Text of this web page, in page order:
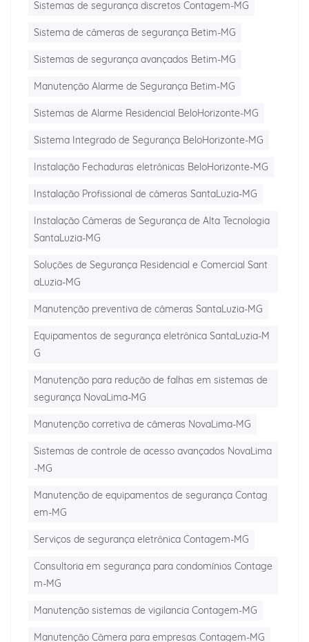
Sistemas de segurança discretos Contagem-MG
Sistema de câmeras de segurança Betim-MG
Sistemas de segurança avançados Betim-MG
Manutenção Alarme de Segurança Betim-MG
Sistemas de Alarme Residencial BeloHorizonte-MG
Sistema Integrado de Segurança BeloHorizonte-MG
Instalação Fechaduras eletrônicas BeloHorizonte-MG
Instalação Profissional de câmeras SantaLuzia-MG
Instalação Câmeras de Segurança de Alta Tecnologia
SantaLuzia-MG
Soluções de Segurança Residencial e Comercial Sant
aLuzia-MG
Manutenção preventiva de câmeras SantaLuzia-MG
Equipamentos de segurança eletrônica SantaLuzia-M
G
Manutenção para redução de falhas em sistemas de
segurança NovaLima-MG
Manutenção corretiva de câmeras NovaLima-MG
Sistemas de controle de acesso avançados NovaLima
-MG
Manutenção de equipamentos de segurança Contag
em-MG
Serviços de segurança eletrônica Contagem-MG
Consultoria em segurança para condomínios Contage
m-MG
Manutenção sistemas de vigilancia Contagem-MG
Manutenção Câmera para empresas Contagem-MG